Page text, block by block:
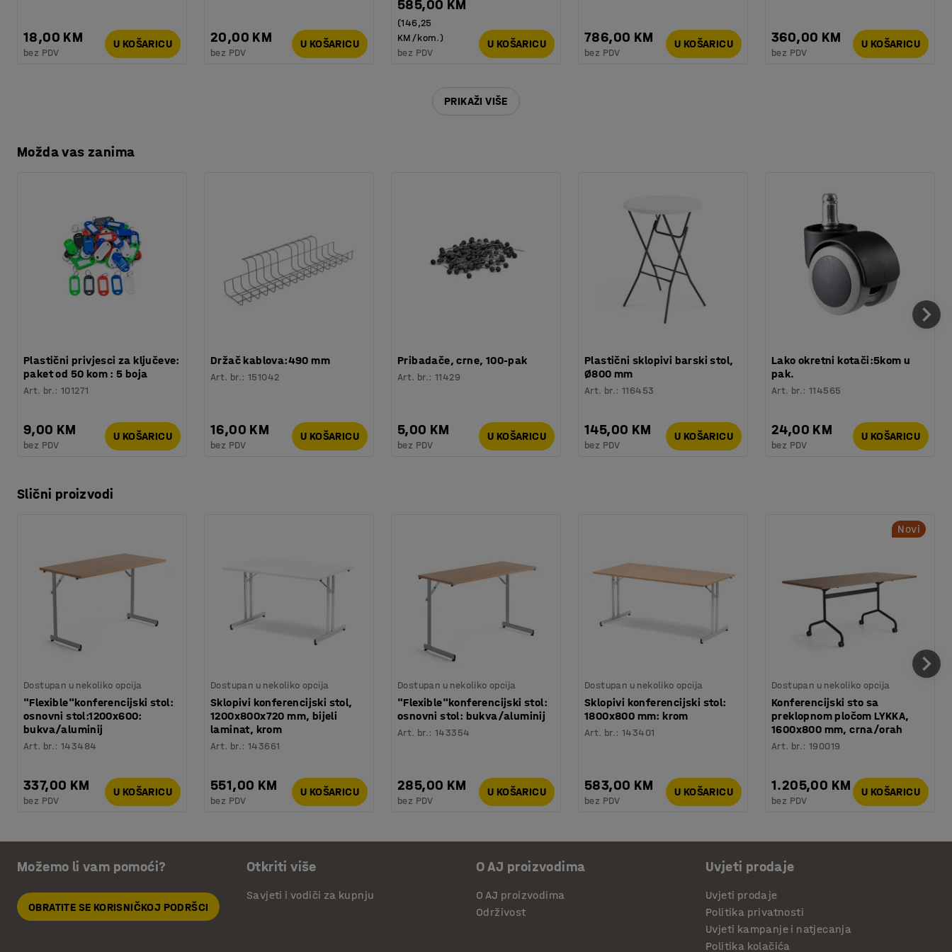
18,00 KM
bez PDV
U KOŠARICU 20,00 KM
bez PDV
U KOŠARICU
585,00 KM
(146,25
KM/kom.)
bez PDV
U KOŠARICU 786,00 KM
bez PDV
U KOŠARICU 360,00 KM
bez PDV
U KOŠARICU
PRIKAŽI VIŠE
Možda vas zanima
Plastični privjesci za ključeve:
paket od 50 kom : 5 boja
Art. br.:101271
9,00 KM
bez PDV
U KOŠARICU
Držač kablova:490 mm
Art. br.:151042
16,00 KM
bez PDV
U KOŠARICU
Pribadače, crne, 100-pak
Art. br.:11429
5,00 KM
bez PDV
U KOŠARICU
Plastični sklopivi barski stol,
Ø800 mm
Art. br.:116453
145,00 KM
bez PDV
U KOŠARICU
Lako okretni kotači:5kom u
pak.
Art. br.:114565
24,00 KM
bez PDV
U KOŠARICU
Slični proizvodi
Dostupan u nekoliko opcija
"Flexible"konferencijski stol:
osnovni stol:1200x600:
bukva/aluminij
Art. br.:143484
337,00 KM
bez PDV
U KOŠARICU
Dostupan u nekoliko opcija
Sklopivi konferencijski stol,
1200x800x720 mm, bijeli
laminat, krom
Art. br.:143661
551,00 KM
bez PDV
U KOŠARICU
Dostupan u nekoliko opcija
"Flexible"konferencijski stol:
osnovni stol: bukva/aluminij
Art. br.:143354
285,00 KM
bez PDV
U KOŠARICU
Dostupan u nekoliko opcija
Sklopivi konferencijski stol:
1800x800 mm: krom
Art. br.:143401
583,00 KM
bez PDV
U KOŠARICU
Novi
Dostupan u nekoliko opcija
Konferencijski sto sa
preklopnom pločom LYKKA,
1600x800 mm, crna/orah
Art. br.:190019
1.205,00 KM
bez PDV
U KOŠARICU
Možemo li vam pomoći?
OBRATITE SE KORISNIČKOJ PODRŠCI
Otkriti više
Savjeti i vodiči za kupnju
O AJ proizvodima
O AJ proizvodima
Održivost
Uvjeti prodaje
Uvjeti prodaje
Politika privatnosti
Uvjeti kampanje i natjecanja
Politika kolačića